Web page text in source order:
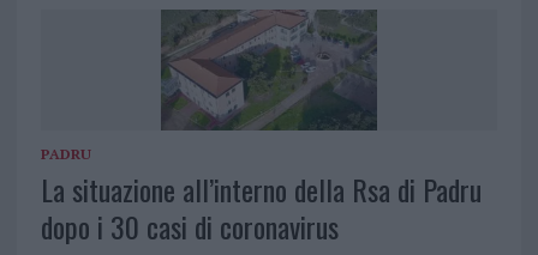
PADRU
La situazione all’interno della Rsa di Padru
dopo i 30 casi di coronavirus